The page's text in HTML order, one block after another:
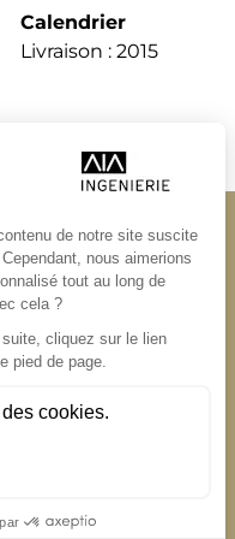
Calendrier
Livraison : 2015
Angers